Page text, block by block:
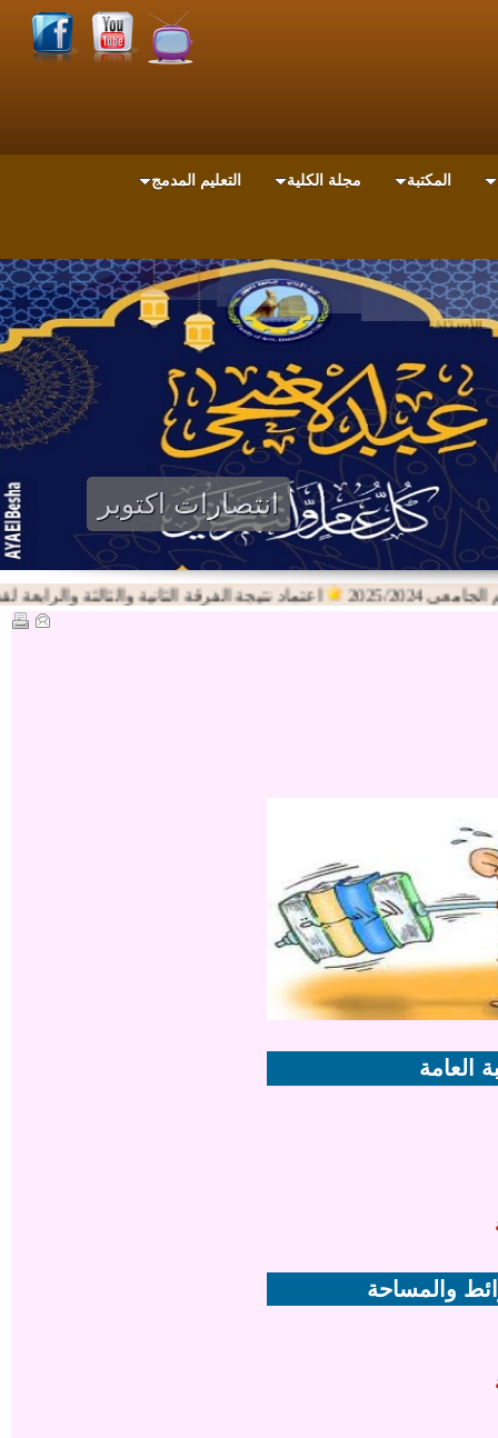
المكتبة مجلة الكلية التعليم المدمج
انتصارات اكتوبر
2024 اعتماد نتيجة الفرقة الثانية والثالثة والرابعة لقسم
العامة
والمساحة